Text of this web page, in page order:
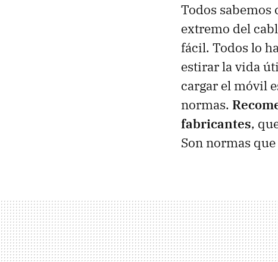
Todos
extremo del
fácil. Todos lo
estirar la vida
cargar el móvil
normas.
fabricantes,
Son normas